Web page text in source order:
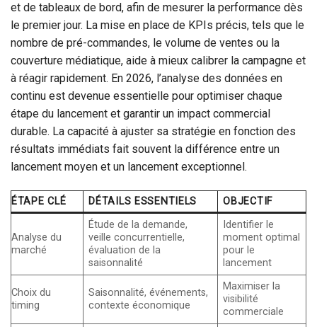
et de tableaux de bord, afin de mesurer la performance dès
le premier jour. La mise en place de KPIs précis, tels que le
nombre de pré-commandes, le volume de ventes ou la
couverture médiatique, aide à mieux calibrer la campagne et
à réagir rapidement. En 2026, l’analyse des données en
continu est devenue essentielle pour optimiser chaque
étape du lancement et garantir un impact commercial
durable. La capacité à ajuster sa stratégie en fonction des
résultats immédiats fait souvent la différence entre un
lancement moyen et un lancement exceptionnel.
ÉTAPE CLÉ DÉTAILS ESSENTIELS OBJECTIF
Analyse du
marché
Étude de la demande,
veille concurrentielle,
évaluation de la
saisonnalité
Identifier le
moment optimal
pour le
lancement
Choix du
timing
Saisonnalité, événements,
contexte économique
Maximiser la
visibilité
commerciale